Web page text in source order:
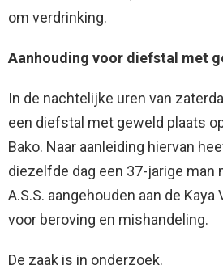
om verdrinking.
Aanhouding voor diefstal met
In de nachtelijke uren van
een diefstal met geweld plaats
Bako. Naar aanleiding hiervan
diezelfde dag een 37-jarige man
A.S.S. aangehouden aan de Kaya
voor beroving en mishandeling.
De zaak is in onderzoek.